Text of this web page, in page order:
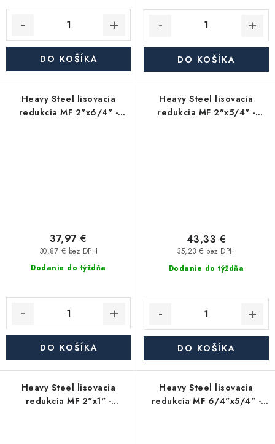
DO KOŠÍKA DO KOŠÍKA
Heavy Steel lisovacia
redukcia MF 2"x6/4" -
Dodanie do týždňa
30,87 € bez DPH
37,97 €
DO KOŠÍKA
Heavy Steel lisovacia
redukcia MF 2"x5/4" -
Dodanie do týždňa
35,23 € bez DPH
43,33 €
DO KOŠÍKA
Heavy Steel lisovacia
redukcia MF 2"x1" -
Heavy Steel lisovacia
redukcia MF 6/4"x5/4" -